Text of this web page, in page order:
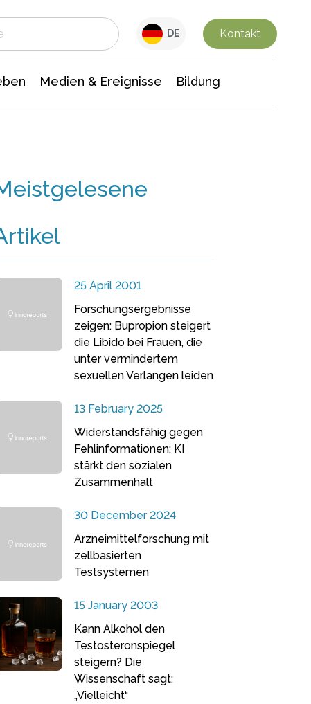
DE Kontakt
Medien & Ereignisse Bildung
25 April 2001
Forschungsergebnisse
zeigen: Bupropion steigert
die Libido bei Frauen, die
unter vermindertem
sexuellen Verlangen leiden
13 February 2025
Widerstandsfähig gegen
Fehlinformationen: KI
stärkt den sozialen
Zusammenhalt
30 December 2024
Arzneimittelforschung mit
zellbasierten
Testsystemen
15 January 2003
Kann Alkohol den
Testosteronspiegel
steigern? Die
Wissenschaft sagt:
„Vielleicht“